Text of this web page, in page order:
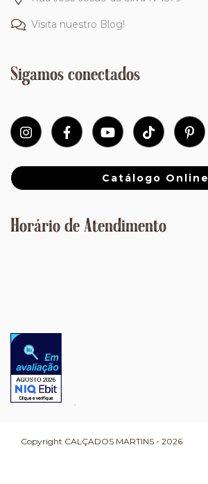
Visita nuestro Blog!
Sigamos conectados
Catálogo Online
Horário de Atendimento
Copyright CALÇADOS MARTINS - 2026